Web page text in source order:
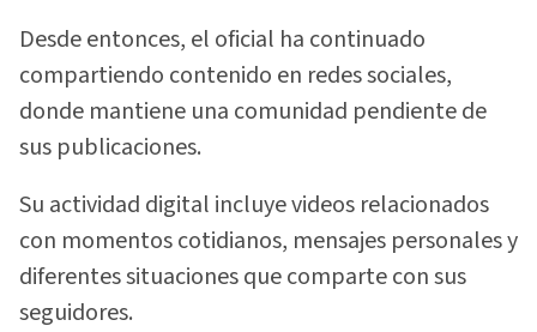
Desde entonces, el oficial ha continuado
compartiendo contenido en redes sociales,
donde mantiene una comunidad pendiente de
sus publicaciones.
Su actividad digital incluye videos relacionados
con momentos cotidianos, mensajes personales y
diferentes situaciones que comparte con sus
seguidores.